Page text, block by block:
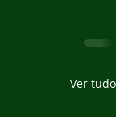
Ver tudo